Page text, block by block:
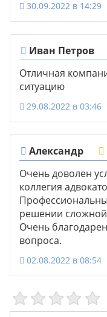
30.09.2022 в 14:29
Иван Петров
Отличная
ситуацию
29.08.2022 в 03:46
Александр
Очень доволен
коллегия
решении
Очень
вопроса.
02.08.2022 в 08:54